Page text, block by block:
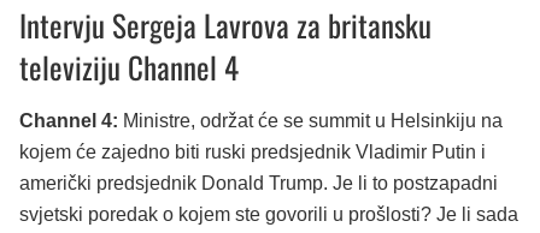
Intervju Sergeja Lavrova za britansku
televiziju Channel 4
Channel 4: Ministre, održat će se summit u Helsinkiju na
kojem će zajedno biti ruski predsjednik Vladimir Putin i
američki predsjednik Donald Trump. Je li to postzapadni
svjetski poredak o kojem ste govorili u prošlosti? Je li sada